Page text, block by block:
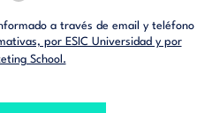
a través de email y teléfono
por ESIC Universidad y por
School.